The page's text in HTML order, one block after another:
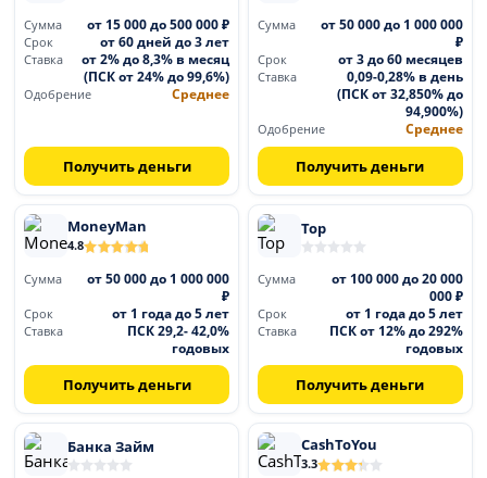
Сумма от 15 000 до 500 000 ₽
Срок от 60 дней до 3 лет
Ставка
от 2% до 8,3% в месяц
(ПСК от 24% до 99,6%)
Одобрение Среднее
Получить деньги
Сумма
от 50 000 до 1 000 000
₽
Срок от 3 до 60 месяцев
Ставка
0,09-0,28% в день
(ПСК от 32,850% до
94,900%)
Одобрение Среднее
Получить деньги
MoneyMan
4.8
Сумма
от 50 000 до 1 000 000
₽
Срок от 1 года до 5 лет
Ставка
ПСК 29,2- 42,0%
годовых
Получить деньги
Тор
Сумма
от 100 000 до 20 000
000 ₽
Срок от 1 года до 5 лет
Ставка
ПСК от 12% до 292%
годовых
Получить деньги
Банка Займ CashToYou
3.3